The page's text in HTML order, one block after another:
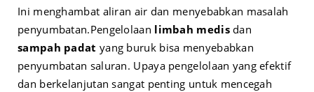
Ini menghambat aliran air dan menyebabkan masalah
penyumbatan.Pengelolaan limbah medisdan
sampah padat yang buruk bisa menyebabkan
penyumbatan saluran. Upaya pengelolaan yang efektif
dan berkelanjutan sangat penting untuk mencegah